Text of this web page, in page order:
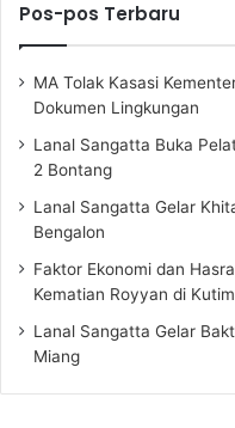
Pos-pos Terbaru
MA Tolak Kasasi
Dokumen Lingkungan
Lanal Sangatta Buka
2 Bontang
Lanal Sangatta Gelar
Bengalon
Faktor Ekonomi dan
Kematian Royyan di Kutim
Lanal Sangatta Gelar
Miang